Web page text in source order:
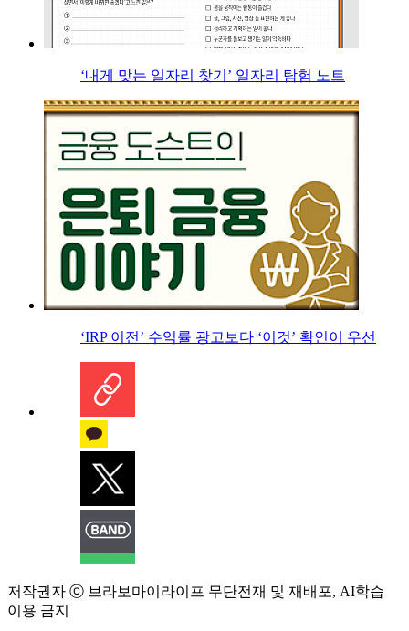
‘내게 맞는 일자리 찾기’ 일자리 탐험 노트
‘IRP 이전’ 수익률 광고보다 ‘이것’ 확인이 우선
저작권자 ⓒ 브라보마이라이프 무단전재 및 재배포, AI학습
이용 금지